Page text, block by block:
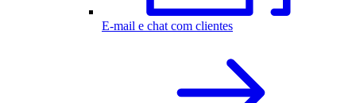
E-mail e chat com clientes